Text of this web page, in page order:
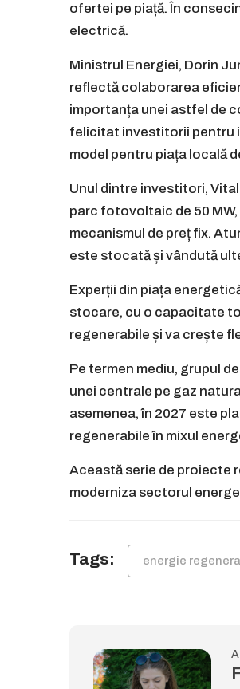
ofertei pe piață. În
electrică.
Ministrul Energiei, Dorin
reflectă colaborarea
importanța unei astfel de
felicitat investitorii pentru
model pentru piața locală
Unul dintre investitori,
parc fotovoltaic de 50 MW,
mecanismul de preț fix.
este stocată și vândută
Experții din piața
stocare, cu o capacitate
regenerabile și va crește
Pe termen mediu, grupul
unei centrale pe gaz
asemenea, în 2027 este
regenerabile în mixul
Această serie de proiecte
moderniza sectorul
Tags: energie